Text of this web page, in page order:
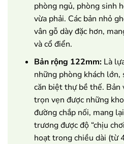
phòng ngủ, phòng sinh
vừa phải. Các bản nhỏ
vân gỗ dày đặc hơn,
và cổ điển.
Bản rộng 122mm:Là
những phòng khách lớn,
căn biệt thự bề thế. Bản
trọn vẹn được những
đường chắp nối, mang
trương được độ “chịu
hoạt trong chiều dài (từ